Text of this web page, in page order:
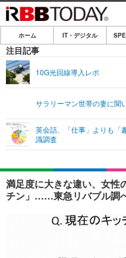
ホーム
IT・デジタル
ショッピング
エンタメTOP
音楽
ライフ
ライフTOP
ペット
その他
リリース一覧
プッシュ通知の停止方法
ホーム IT・デジタル
注目記事
10G光回線導入レポ
サラリーマン世帯の妻に聞
英会話、「仕事」よりも
識調査
満足度に大きな違い、女性
チン」……東急リバブル調